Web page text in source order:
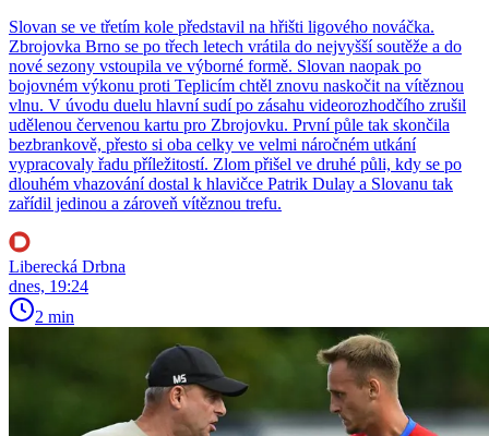
Slovan se ve třetím kole představil na hřišti ligového nováčka.
Zbrojovka Brno se po třech letech vrátila do nejvyšší soutěže a do
nové sezony vstoupila ve výborné formě. Slovan naopak po
bojovném výkonu proti Teplicím chtěl znovu naskočit na vítěznou
vlnu. V úvodu duelu hlavní sudí po zásahu videorozhodčího zrušil
udělenou červenou kartu pro Zbrojovku. První půle tak skončila
bezbrankově, přesto si oba celky ve velmi náročném utkání
vypracovaly řadu příležitostí. Zlom přišel ve druhé půli, kdy se po
dlouhém vhazování dostal k hlavičce Patrik Dulay a Slovanu tak
zařídil jedinou a zároveň vítěznou trefu.
Liberecká Drbna
dnes, 19:24
2 min